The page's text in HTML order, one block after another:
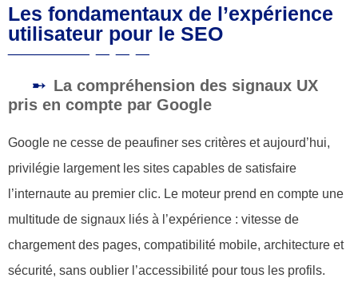
Les fondamentaux de l’expérience
utilisateur pour le SEO
La compréhension des signaux UX
pris en compte par Google
Google ne cesse de peaufiner ses critères et aujourd’hui,
privilégie largement les sites capables de satisfaire
l’internaute au premier clic. Le moteur prend en compte une
multitude de signaux liés à l’expérience : vitesse de
chargement des pages, compatibilité mobile, architecture et
sécurité, sans oublier l’accessibilité pour tous les profils.